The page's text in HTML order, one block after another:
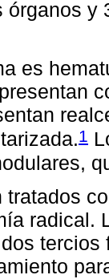
órganos y
es
1
tratados
radical.